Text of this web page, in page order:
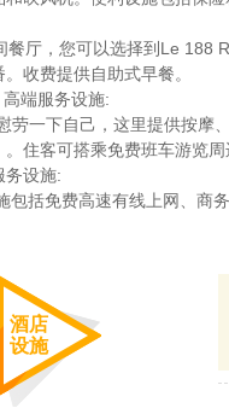
餐厅，您可以选择到Le 188
收费提供自助式早餐。
端服务设施:
劳一下自己，这里提供按摩
住客可搭乘免费班车游览
务设施:
包括免费高速有线上网、商
酒店
设施